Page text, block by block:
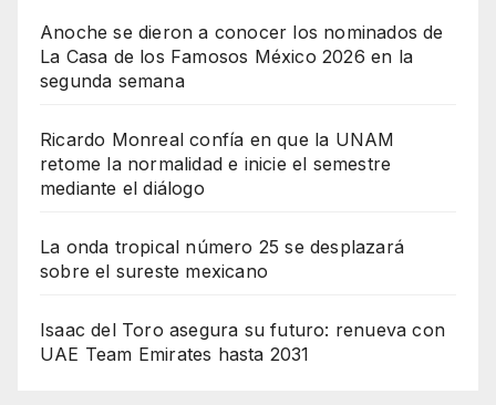
Anoche se dieron a conocer los nominados de
La Casa de los Famosos México 2026 en la
segunda semana
Ricardo Monreal confía en que la UNAM
retome la normalidad e inicie el semestre
mediante el diálogo
La onda tropical número 25 se desplazará
sobre el sureste mexicano
Isaac del Toro asegura su futuro: renueva con
UAE Team Emirates hasta 2031